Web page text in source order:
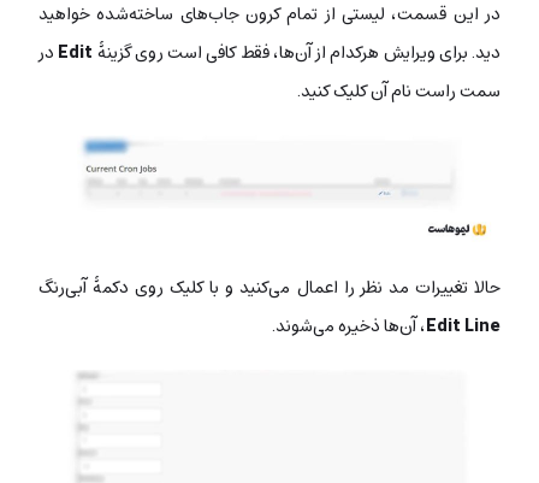
در این قسمت، لیستی از تمام کرون جاب‌های ساخته‌شده خواهید
دید. برای ویرایش هرکدام از آن‌ها، فقط کافی است روی گزینۀEditدر
سمت راست نام آن کلیک کنید.
حالا تغییرات مد نظر را اعمال می‌کنید و با کلیک روی دکمۀ آبی‌رنگ
Edit Line، آن‌ها ذخیره می‌شوند.